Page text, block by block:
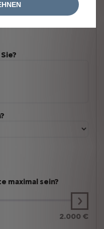
maximal sein?
2.000 €